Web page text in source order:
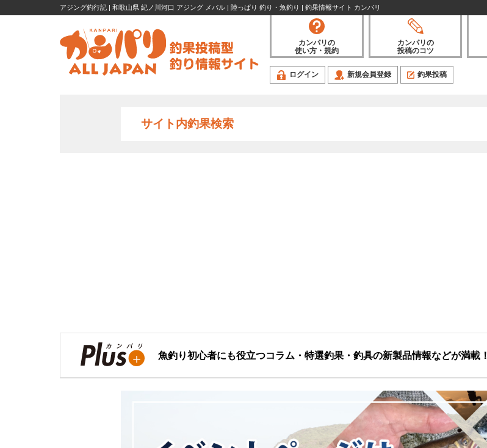
アジング釣行記 | 和歌山県 紀ノ川河口 アジング メバル | 陸っぱり 釣り・魚釣り | 釣果情報サイト カンパリ
カンパリの
使い方・規約
カンパリの
投稿のコツ
ログイン 新規会員登録 釣果投稿
サイト内釣果検索
魚釣り初心者にも役立つコラム・特選釣果・釣具の新製品情報などが満載！